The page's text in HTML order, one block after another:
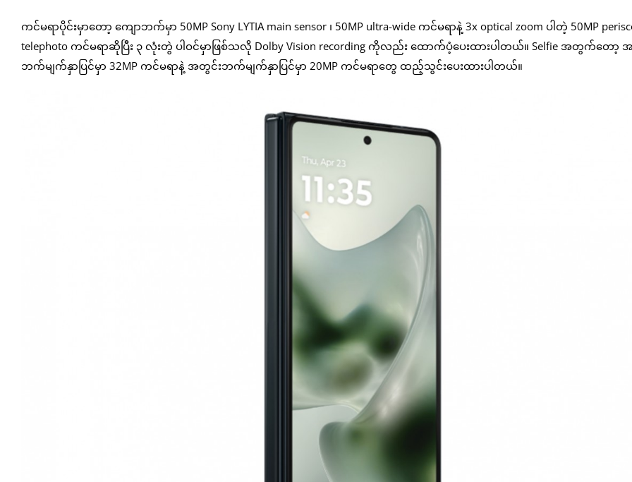
ကင်မရာပိုင်းမှာတော့ ကျောဘက်မှာ 50MP Sony LYTIA main sensor ၊ 50MP ultra-wide ကင်မရာနဲ့ 3x optical zoom ပါတဲ့ 50MP
telephoto ကင်မရာဆိုပြီး ၃ လုံးတွဲ ပါဝင်မှာဖြစ်သလို Dolby Vision recording ကိုလည်း ထောက်ပံ့ပေးထားပါတယ်။ Selfie အတွက်တော့ အ
ဘက်မျက်နှာပြင်မှာ 32MP ကင်မရာနဲ့ အတွင်းဘက်မျက်နှာပြင်မှာ 20MP ကင်မရာတွေ ထည့်သွင်းပေးထားပါတယ်။